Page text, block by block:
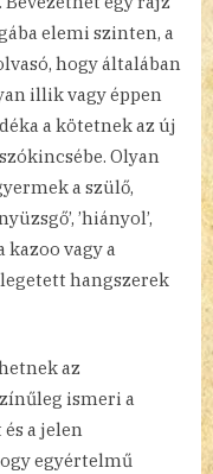
elemi szinten, a
hogy általában
illik vagy éppen
a kötetnek az új
Olyan
a szülő,
’hiányol’,
kazoo vagy a
hangszerek
az
ismeri a
a jelen
egyértelmű